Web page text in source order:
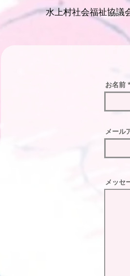
水上村社会福祉協議
お名前
メール
メッセ